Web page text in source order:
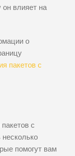
влияет на
о
пакетов с
с
помогут вам